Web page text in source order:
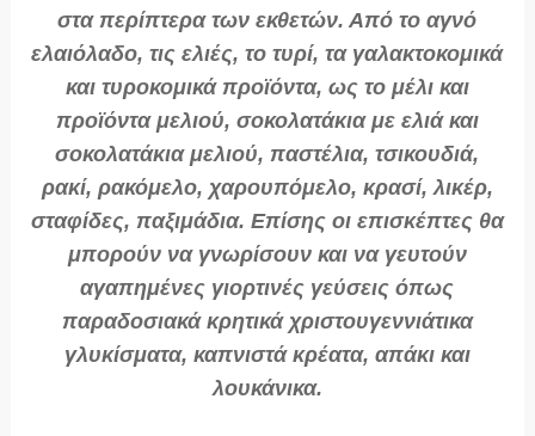
στα περίπτερα των εκθετών. Από το αγνό
ελαιόλαδο, τις ελιές, το τυρί, τα γαλακτοκομικά
και τυροκομικά προϊόντα, ως το μέλι και
προϊόντα μελιού, σοκολατάκια με ελιά και
σοκολατάκια μελιού, παστέλια, τσικουδιά,
ρακί, ρακόμελο, χαρουπόμελο, κρασί, λικέρ,
σταφίδες, παξιμάδια. Επίσης οι επισκέπτες θα
μπορούν να γνωρίσουν και να γευτούν
αγαπημένες γιορτινές γεύσεις όπως
παραδοσιακά κρητικά χριστουγεννιάτικα
γλυκίσματα, καπνιστά κρέατα, απάκι και
λουκάνικα.